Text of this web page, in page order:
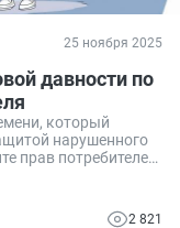
25 ноября 2025
давности по
который
нарушенного
прав потребителей.
по качеству
2 821